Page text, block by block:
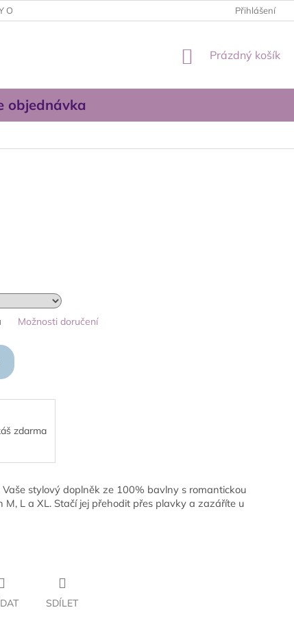
ÚDAJŮ Přihlášení
NÁKUPNÍ
Prázdný košík
objednávka
Možnosti doručení
zdarma
stylový doplněk ze 100% bavlny s romantickou
M, L a XL. Stačí jej přehodit přes plavky a zazáříte u
SDÍLET